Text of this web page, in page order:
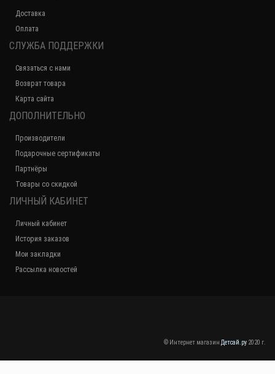
Доставка
Оплата
СЛУЖБА ПОДДЕРЖКИ
Связаться с нами
Возврат товара
Карта сайта
ДОПОЛНИТЕЛЬНО
Производители
Подарочные сертификаты
Партнёры
Товары со скидкой
ЛИЧНЫЙ КАБИНЕТ
Личный кабинет
История заказов
Мои закладки
Рассылка новостей
© Интернет магазин Детсай.ру 2020 г.